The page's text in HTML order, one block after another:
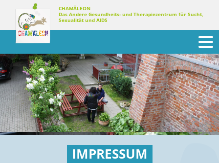
content
CHAMÄLEON
Das Andere Gesundheits- und Therapiezentrum für Sucht,
Sexualität und AIDS
IMPRESSUM